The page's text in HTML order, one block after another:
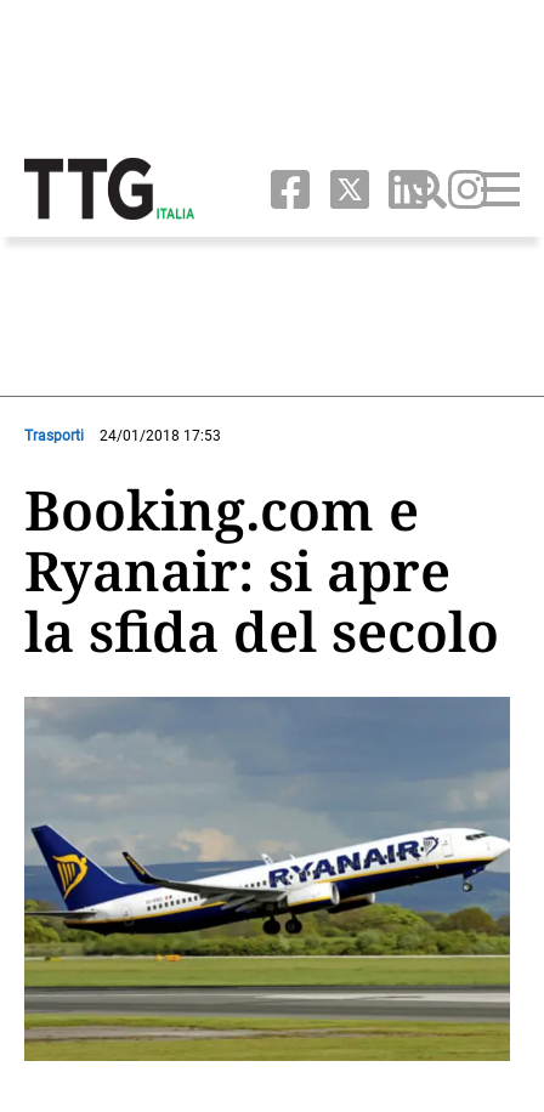
Trasporti 24/01/2018 17:53
Booking.com e
Ryanair: si apre
la sfida del secolo